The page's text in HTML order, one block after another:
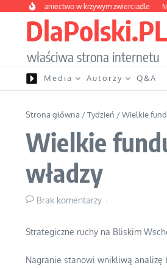
Przejdź do treści
wybraniectwo w krzywym zwierciadle
DlaPolski.PL
właściwa strona internetu
Media Autorzy Q&A
Strona główna /Tydzień /Wielkie
Wielkie
władzy
Brak komentarzy
Strategiczne ruchy na Bliskim
Nagranie stanowi wnikliwą analizę